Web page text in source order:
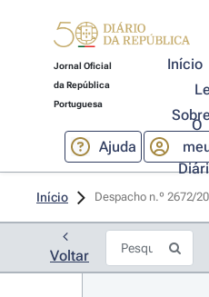
Jornal Oficial
da República
Portuguesa
Início
Ajuda
O
Início Despacho n.º 2672/
Voltar